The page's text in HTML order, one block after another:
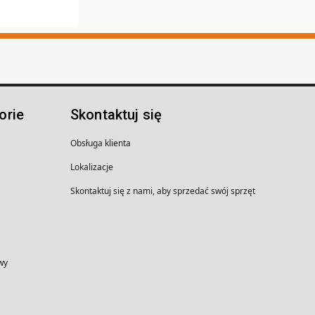
Skontaktuj się
Obsługa klienta
Lokalizacje
Skontaktuj się z nami, aby sprzedać swój sprzęt